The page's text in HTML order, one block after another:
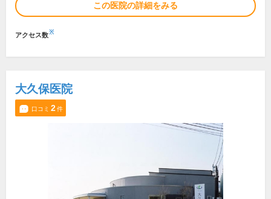
この医院の詳細をみる
アクセス数※
大久保医院
口コミ 2件